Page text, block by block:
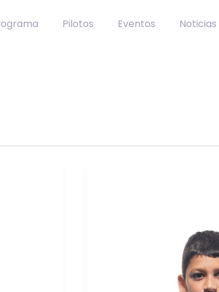
Pilotos Eventos Noticias